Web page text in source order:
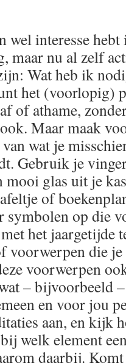
wel interesse
maar nu al zelf
Wat heb ik
het (voorlopig)
of athame,
Maar maak
wat je
Gebruik je
mooi glas uit je
of
symbolen op die
het jaargetijde
voorwerpen die
voorwerpen
– bijvoorbeeld
en voor jou
aan, en kijk
welk element
daarbij.